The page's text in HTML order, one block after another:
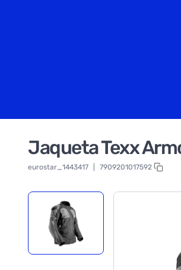
Jaqueta Texx
eurostar_1443417 7909201017592